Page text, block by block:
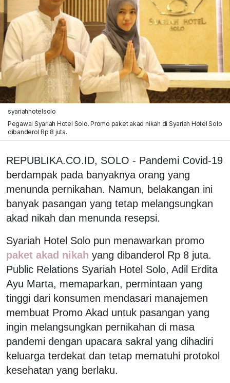
syariahhotelsolo
Pegawai Syariah Hotel Solo. Promo paket akad nikah di Syariah Hotel Solo
dibanderol Rp 8 juta.
REPUBLIKA.CO.ID, SOLO - Pandemi Covid-19
berdampak pada banyaknya orang yang
menunda pernikahan. Namun, belakangan ini
banyak pasangan yang tetap melangsungkan
akad nikah dan menunda resepsi.
Syariah Hotel Solo pun menawarkan promo
paket akad nikah yang dibanderol Rp 8 juta.
Public Relations Syariah Hotel Solo, Adil Erdita
Ayu Marta, memaparkan, permintaan yang
tinggi dari konsumen mendasari manajemen
membuat Promo Akad untuk pasangan yang
ingin melangsungkan pernikahan di masa
pandemi dengan upacara sakral yang dihadiri
keluarga terdekat dan tetap mematuhi protokol
kesehatan yang berlaku.